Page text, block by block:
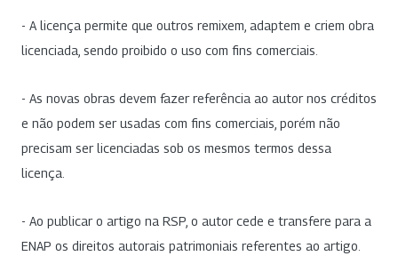
- A licença permite que outros remixem, adaptem e criem obra
licenciada, sendo proibido o uso com fins comerciais.
- As novas obras devem fazer referência ao autor nos créditos
e não podem ser usadas com fins comerciais, porém não
precisam ser licenciadas sob os mesmos termos dessa
licença.
- Ao publicar o artigo na RSP, o autor cede e transfere para a
ENAP os direitos autorais patrimoniais referentes ao artigo.